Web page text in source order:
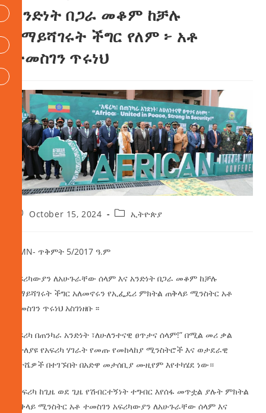
አንድነት በጋራ መቆም ከቻሉ
የማይሻገሩት ችግር የለም ፦ አቶ
ተመስገን ጥሩነህ
October 15, 2024 ኢትዮጵያ
AMN- ጥቅምት 5/2017 ዓ.ም
አፍሪካውያን ለአሁጉራቸው ሰላም እና አንድነት በጋራ መቆም ከቻሉ
የማይሻገሩት ችግር አለመኖሩን የኢፌዴሪ ምክትል ጠቅላይ ሚንስትር አቶ
ተመስገን ጥሩነህ አስገነዘቡ ፡፡
አፍሪካበጠንካራ አንድነት ፣ለሁለንተናዊ ፀጥታና ሰላም!” በሚል መሪ ቃል
ከተለያዩ የአፍሪካ ሃገራት የመጡ የመከላከያ ሚንስትሮች እና ወታደራዊ
አታሼዎች በተገኙበት በአድዋ መታሰቢያ ሙዚየም እየተካሄደ ነው።
በአፍሪካ ከጊዜ ወደ ጊዜ የሽብርተኝነት ተግብር እየሰፋ መጥቷል ያሉት ምክትል
ጠቅላይ ሚንስትር አቶ ተመስገን አፍሪካውያን ለአሁጉራቸው ሰላም እና